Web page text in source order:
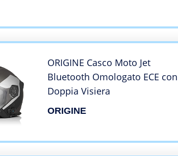
ORIGINE Casco Moto Jet
Bluetooth Omologato ECE con
Doppia Visiera
ORIGINE